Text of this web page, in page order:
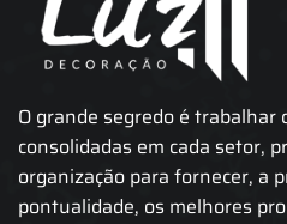
O grande segredo é trabalhar
consolidadas em cada setor,
organização para fornecer, a
pontualidade, os melhores